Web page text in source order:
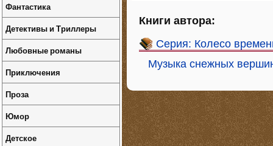
Книги автора:
Серия: Колесо
Музыка снежных
Фантастика
Детективы и Триллеры
Любовные романы
Приключения
Проза
Юмор
Детское